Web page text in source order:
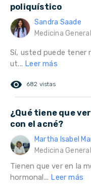
poliquístico
Sandra Saade
Medicina General
Sí, usted puede tener
ut... Leer más
remove_red_eye 682 vistas
¿Qué tiene que
con el acné?
Martha Isabel
Medicina General
Tienen que ver en la
hormonal... Leer más